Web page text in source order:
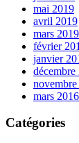
mai 2019
avril 2019
mars 2019
février
janvier
décembre
mars 2016
Catégories